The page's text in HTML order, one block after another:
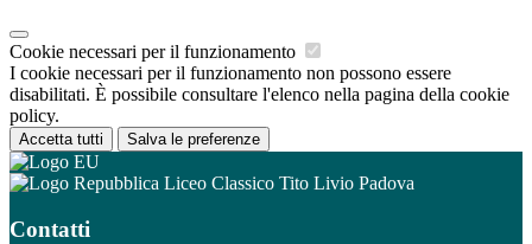
Cookie necessari per il funzionamento
I cookie necessari per il funzionamento non possono essere
disabilitati. È possibile consultare l'elenco nella pagina della cookie
policy.
Accetta tutti Salva le preferenze
Liceo Classico Tito Livio Padova
Contatti